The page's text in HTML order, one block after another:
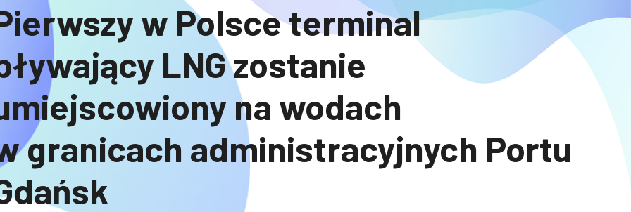
w Polsce terminal
LNG zostanie
na wodach
granicach administracyjnych Portu